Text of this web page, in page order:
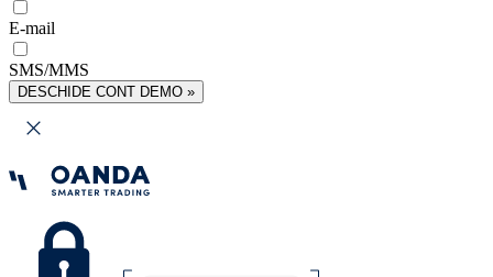
E-mail
SMS/MMS
DESCHIDE CONT DEMO »